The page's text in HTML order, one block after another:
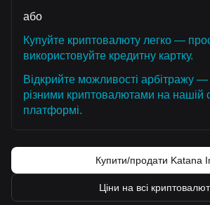
або
Купуйте криптовалюту легко —
використовуйте кредитну картку.
Відкрийте можливості арбітражу —
різними криптовалютами на нашій
платформі.
Купити/продати Katana
Ціни на всі